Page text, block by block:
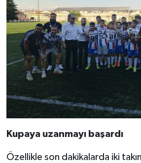
Kupaya uzanmayı başardı
Özellikle son dakikalarda iki